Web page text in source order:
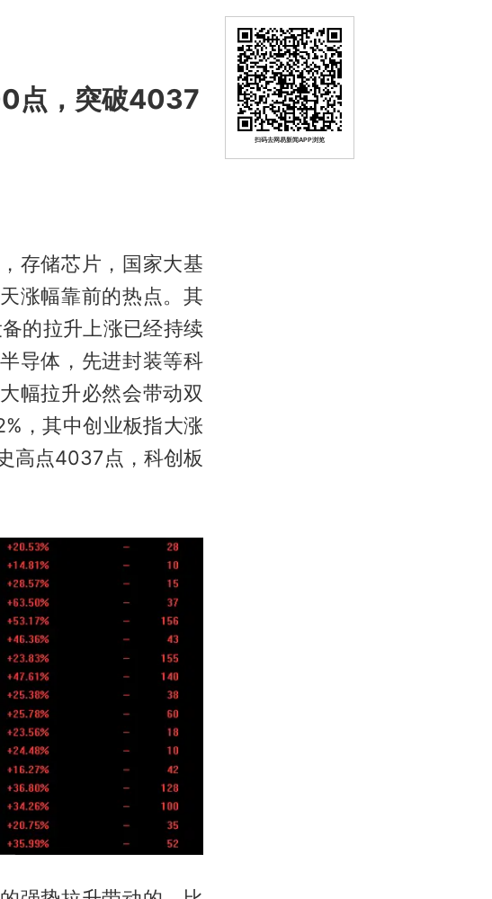
点，突破4037
存储芯片，国家大基
涨幅靠前的热点。其
的拉升上涨已经持续
导体，先进封装等科
幅拉升必然会带动双
，其中创业板指大涨
高点4037点，科创板
扫码去网易新闻APP浏览